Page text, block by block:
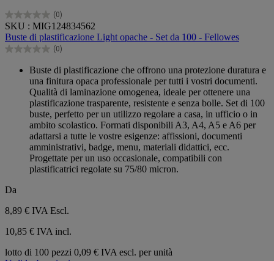
(0)
0.0
su
5
stelle.
SKU : MIG124834562
Buste di plastificazione Light opache - Set da 100 - Fellowes
(0)
0.0
Buste di plastificazione che offrono una protezione duratura e
una finitura opaca professionale per tutti i vostri documenti.
Qualità di laminazione omogenea, ideale per ottenere una
plastificazione trasparente, resistente e senza bolle. Set di 100
buste, perfetto per un utilizzo regolare a casa, in ufficio o in
ambito scolastico. Formati disponibili A3, A4, A5 e A6 per
adattarsi a tutte le vostre esigenze: affissioni, documenti
amministrativi, badge, menu, materiali didattici, ecc.
Progettate per un uso occasionale, compatibili con
plastificatrici regolate su 75/80 micron.
Da
8,89 € IVA Escl.
10,85 € IVA incl.
lotto di 100 pezzi 0,09 € IVA escl. per unità